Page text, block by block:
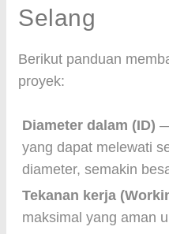
Selang
Berikut panduan
proyek:
Diameter dalam (ID)
yang dapat melewati
diameter, semakin
Tekanan kerja
maksimal yang aman